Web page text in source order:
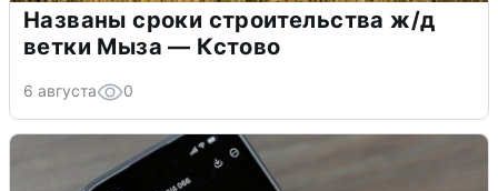
Названы сроки строительства ж/д
ветки Мыза — Кстово
6 августа 0